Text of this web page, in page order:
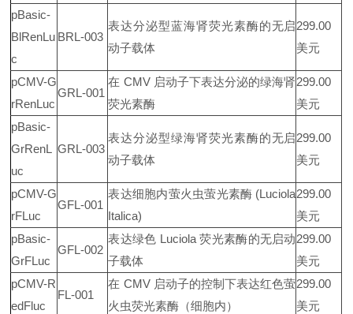
pBasic-
BlRenLu
c
BRL-003
表达分泌型蓝海肾荧光素酶的无启
动子载体
299.00
美元
pCMV-G
rRenLuc
GRL-001
在 CMV 启动子下表达分泌的绿海肾
荧光素酶
299.00
美元
pBasic-
GrRenL
uc
GRL-003
表达分泌型绿海肾荧光素酶的无启
动子载体
299.00
美元
pCMV-G
rFLuc
GFL-001
表达细胞内萤火虫萤光素酶 (Luciola
Italica)
299.00
美元
pBasic-
GrFLuc
GFL-002
表达绿色 Luciola 荧光素酶的无启动
子载体
299.00
美元
pCMV-R
edFluc
FL-001
在 CMV 启动子的控制下表达红色萤
火虫荧光素酶（细胞内）
299.00
美元